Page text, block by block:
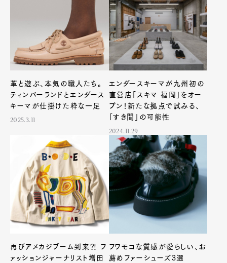
革と遊ぶ、本気の職人たち。
ティンバーランドとエンダース
キーマが仕掛けた粋な一足
2025.3.11
エンダースキーマが九州初の
直営店「スキマ 福岡」をオー
プン！新たな拠点で試みる、
「すき間」の可能性
2024.11.29
再びアメカジブーム到来⁈ フ
ァッションジャーナリスト増田
フワモコな質感が愛らしい、お
薦めファーシューズ3選